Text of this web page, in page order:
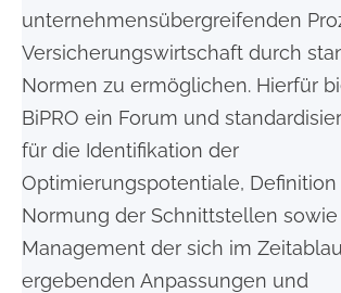
unternehmensübergreifenden
Versicherungswirtschaft durch
Normen zu ermöglichen. Hierfür
BiPRO ein Forum und
für die Identifikation der
Optimierungspotentiale, Definition
Normung der Schnittstellen sowie
Management der sich im
ergebenden Anpassungen und